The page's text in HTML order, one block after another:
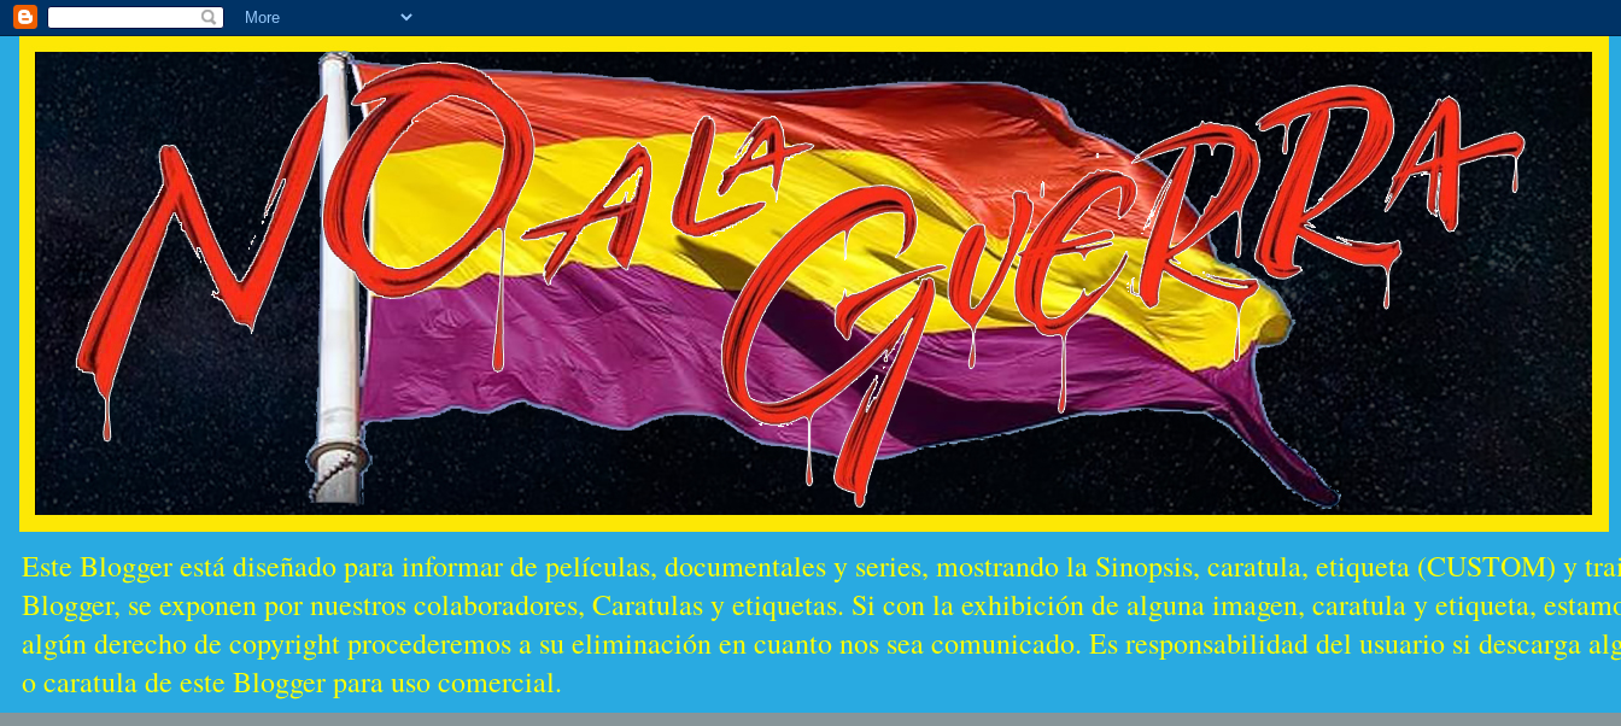
Este Blogger está diseñado para informar de películas, documentales y series, mostrando la Sinopsis, caratula, etiqueta (CUSTOM) y
Blogger, se exponen por nuestros colaboradores, Caratulas y etiquetas. Si con la exhibición de alguna imagen, caratula y etiqueta,
algún derecho de copyright procederemos a su eliminación en cuanto nos sea comunicado. Es responsabilidad del usuario si descarga
o caratula de este Blogger para uso comercial.